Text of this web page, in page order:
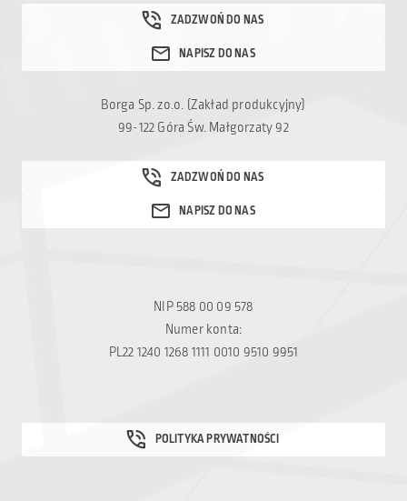
Borga Sp. zo.o. (Zakład produkcyjny)
99-122 Góra Św. Małgorzaty 92
NIP 588 00 09 578
Numer konta:
PL22 1240 1268 1111 0010 9510 9951